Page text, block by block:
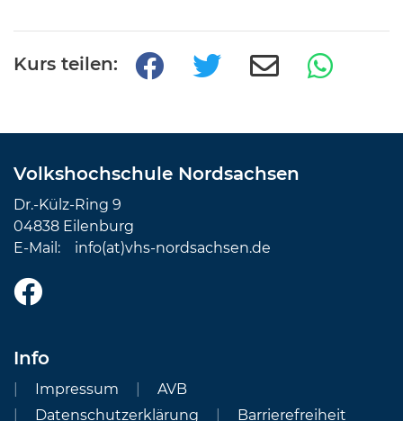
Kurs teilen:
Volkshochschule Nordsachsen
Dr.-Külz-Ring 9
04838 Eilenburg
E-Mail: info(at)vhs-nordsachsen.de
Info
Impressum
AVB
Datenschutzerklärung
Barrierefreiheit